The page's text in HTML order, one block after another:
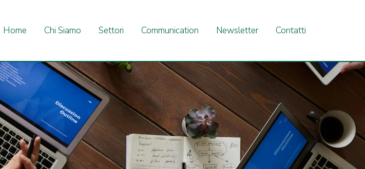
Home Chi Siamo Settori Communication Newsletter Contatti